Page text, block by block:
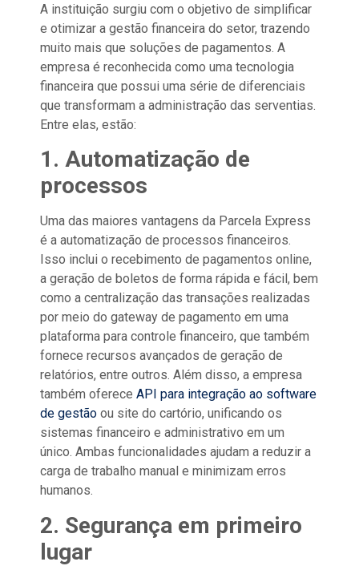
A instituição surgiu com o objetivo de simplificar
e otimizar a gestão financeira do setor, trazendo
muito mais que soluções de pagamentos. A
empresa é reconhecida como uma tecnologia
financeira que possui uma série de diferenciais
que transformam a administração das serventias.
Entre elas, estão:
1. Automatização de
processos
Uma das maiores vantagens da Parcela Express
é a automatização de processos financeiros.
Isso inclui o recebimento de pagamentos online,
a geração de boletos de forma rápida e fácil, bem
como a centralização das transações realizadas
por meio do gateway de pagamento em uma
plataforma para controle financeiro, que também
fornece recursos avançados de geração de
relatórios, entre outros. Além disso, a empresa
também oferece API para integração ao software
de gestão ou site do cartório, unificando os
sistemas financeiro e administrativo em um
único. Ambas funcionalidades ajudam a reduzir a
carga de trabalho manual e minimizam erros
humanos.
2. Segurança em primeiro
lugar